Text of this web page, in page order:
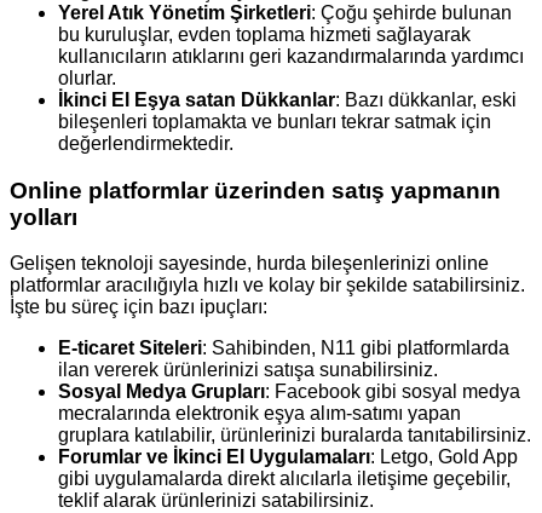
Yerel Atık Yönetim Şirketleri: Çoğu şehirde bulunan
bu kuruluşlar, evden toplama hizmeti sağlayarak
kullanıcıların atıklarını geri kazandırmalarında yardımcı
olurlar.
İkinci El Eşya satan Dükkanlar: Bazı dükkanlar, eski
bileşenleri toplamakta ve bunları tekrar satmak için
değerlendirmektedir.
Online platformlar üzerinden satış yapmanın
yolları
Gelişen teknoloji sayesinde, hurda bileşenlerinizi online
platformlar aracılığıyla hızlı ve kolay bir şekilde satabilirsiniz.
İşte bu süreç için bazı ipuçları:
E-ticaret Siteleri: Sahibinden, N11 gibi platformlarda
ilan vererek ürünlerinizi satışa sunabilirsiniz.
Sosyal Medya Grupları: Facebook gibi sosyal medya
mecralarında elektronik eşya alım-satımı yapan
gruplara katılabilir, ürünlerinizi buralarda tanıtabilirsiniz.
Forumlar ve İkinci El Uygulamaları: Letgo, Gold App
gibi uygulamalarda direkt alıcılarla iletişime geçebilir,
teklif alarak ürünlerinizi satabilirsiniz.